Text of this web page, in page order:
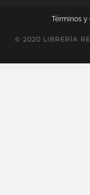
Términos
© 2020 LIBRERÍA